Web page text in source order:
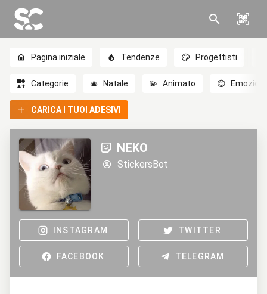
Pagina iniziale Tendenze Progettisti
Categorie 🎄 Natale 💫 Animato 😊 Emozioni
CARICA I TUOI ADESIVI
NEKO
StickersBot
INSTAGRAM TWITTER
FACEBOOK TELEGRAM